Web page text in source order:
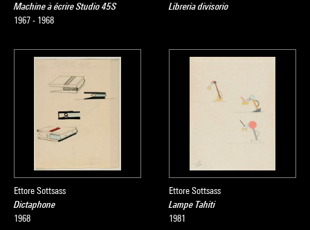
Machine à écrire Studio 45S
1967 - 1968
Libreria divisorio
Ettore Sottsass
Dictaphone
1968
Ettore Sottsass
Lampe Tahiti
1981